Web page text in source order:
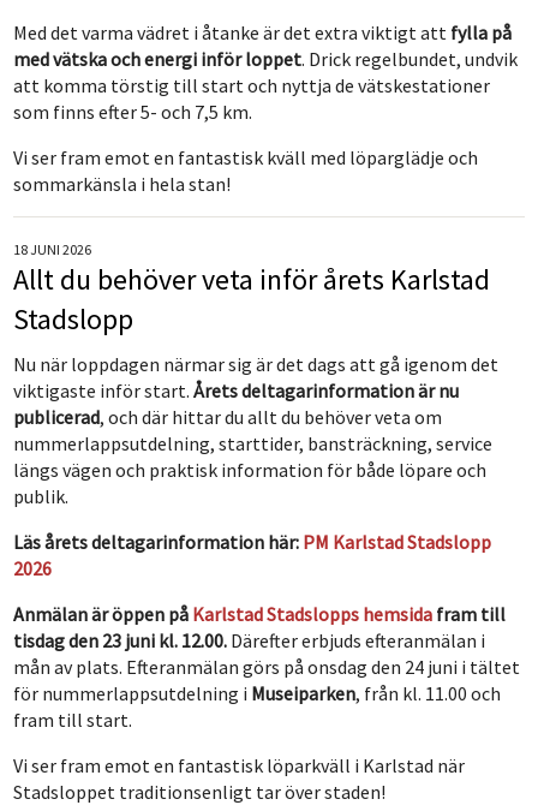
Med det varma vädret i åtanke är det extra viktigt att fylla på
med vätska och energi inför loppet. Drick regelbundet, undvik
att komma törstig till start och nyttja de vätskestationer
som finns efter 5- och 7,5 km.
Vi ser fram emot en fantastisk kväll med löparglädje och
sommarkänsla i hela stan!
18 JUNI 2026
Allt du behöver veta inför årets Karlstad
Stadslopp
Nu när loppdagen närmar sig är det dags att gå igenom det
viktigaste inför start.Årets deltagarinformation är nu
publicerad, och där hittar du allt du behöver veta om
nummerlappsutdelning, starttider, bansträckning, service
längs vägen och praktisk information för både löpare och
publik.
Läs årets deltagarinformation här: PM Karlstad Stadslopp
2026
Anmälan är öppen på Karlstad Stadslopps hemsida fram till
tisdag den 23 juni kl. 12.00. Därefter erbjuds efteranmälan i
mån av plats. Efteranmälan görs på onsdag den 24 juni i tältet
för nummerlappsutdelning i Museiparken, från kl. 11.00 och
fram till start.
Vi ser fram emot en fantastisk löparkväll i Karlstad när
Stadsloppet traditionsenligt tar över staden!